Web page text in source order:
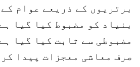
برتریوں کے ذریعے عوام
بنیاد کو مضبوط کیا گیا
مضبوطی سے ثابت کیا گیا
صرف معاشی معجزات پیدا کر